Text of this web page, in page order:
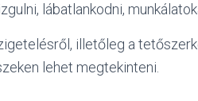
lábatlankodni,
illetőleg a
lehet megtekinteni.